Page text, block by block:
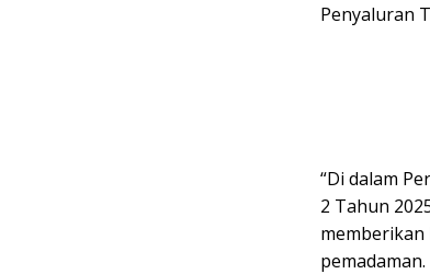
Penyaluran
“Di dalam
2 Tahun
memberikan